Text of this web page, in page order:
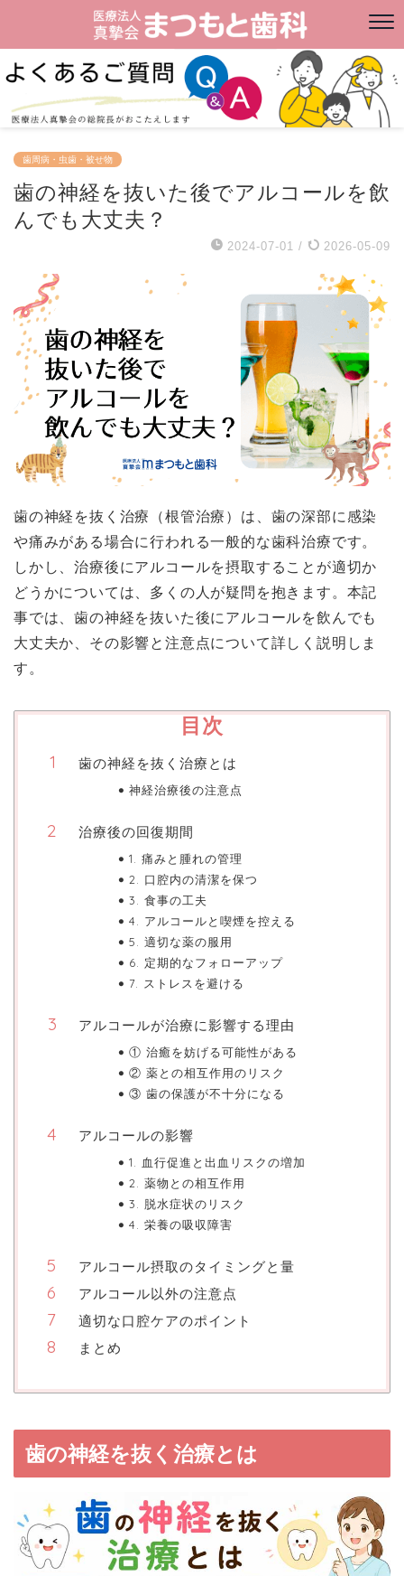
歯周病・虫歯・被せ物
歯の神経を抜いた後でアルコールを飲
んでも大丈夫？
2024-07-01 / 2026-05-09
歯の神経を抜く治療（根管治療）は、歯の深部に感染
や痛みがある場合に行われる一般的な歯科治療です。
しかし、治療後にアルコールを摂取することが適切か
どうかについては、多くの人が疑問を抱きます。本記
事では、歯の神経を抜いた後にアルコールを飲んでも
大丈夫か、その影響と注意点について詳しく説明しま
す。
目次
歯の神経を抜く治療とは
神経治療後の注意点
治療後の回復期間
1. 痛みと腫れの管理
2. 口腔内の清潔を保つ
3. 食事の工夫
4. アルコールと喫煙を控える
5. 適切な薬の服用
6. 定期的なフォローアップ
7. ストレスを避ける
アルコールが治療に影響する理由
① 治癒を妨げる可能性がある
② 薬との相互作用のリスク
③ 歯の保護が不十分になる
アルコールの影響
1. 血行促進と出血リスクの増加
2. 薬物との相互作用
3. 脱水症状のリスク
4. 栄養の吸収障害
アルコール摂取のタイミングと量
アルコール以外の注意点
適切な口腔ケアのポイント
まとめ
歯の神経を抜く治療とは